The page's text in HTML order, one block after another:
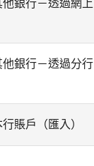
銀行－透過網上
銀行－透過分行
賬戶（匯入）